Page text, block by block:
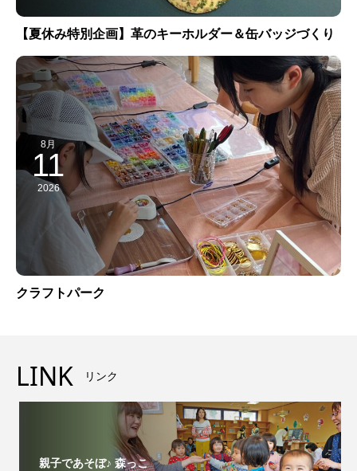
【夏休み特別企画】革のキーホルダー＆缶バッジづくり
8月
11
2026
クラフトパーク
LINK リンク
親子であそぼ♪ 森っこ